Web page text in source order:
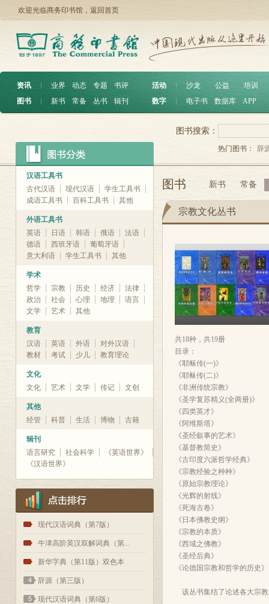
欢迎光临商务印书馆， 返回首页
资讯 ︱ 业界 动态 专题
书评
图书
︱ 新书 常备 丛书 辑刊
活动 沙龙 公益
培训
数字
电子书 数据库 APP
汉语工具书
古代汉语
现代汉语
学生工具书
成语工具书
百科工具书 其他
外语工具书
英语
日语 韩语 俄语
法语
德语
西班牙语
葡萄牙语
意大利语
学生工具书 其他
学术
哲学
宗教 历史 经济
法律
政治
社会 心理 地理
语言
文学
艺术 其他
教育
汉语
英语 外语
对外汉语
教材
考试 少儿 教育理论
文化
文化
艺术 文学 传记 文创
其他
经管
科普 生活 博物 古籍
辑刊
语言研究
社会科学
《英语世界》
《汉语世界》
1 现代汉语词典（第7版）
2 牛津高阶英汉双解词典（第...
3 新华字典（第11版）双色本
4 辞源（第三版）
5 现代汉语词典（第6版）
图书搜索：
热门图书： 辞
图书 新书 常备
宗教文化丛书
共18种，共19册
目录：
《耶稣传(一)》
《耶稣传(二)》
《非洲传统宗教》
《圣学复苏精义(全两册)》
《四类英才》
《阿维斯塔》
《圣经叙事的艺术》
《基督教简史》
《古印度六派哲学经典》
《宗教经验之种种》
《原始宗教理论》
《光辉的射线》
《死海古卷》
《日本佛教史纲》
《宗教的本质》
《西域之佛教》
《圣经后典》
《论德国宗教和哲学的历史》
该丛书集结了论述各大宗